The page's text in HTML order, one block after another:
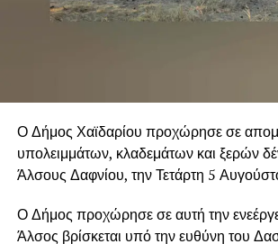
Ο Δήμος Χαϊδαρίου προχώρησε σε
υπολειμμάτων, κλαδεμάτων και ξερών
Άλσους Δαφνίου, την Τετάρτη 5
Ο Δήμος προχώρησε σε αυτή την
Άλσος βρίσκεται υπό την ευθύνη του